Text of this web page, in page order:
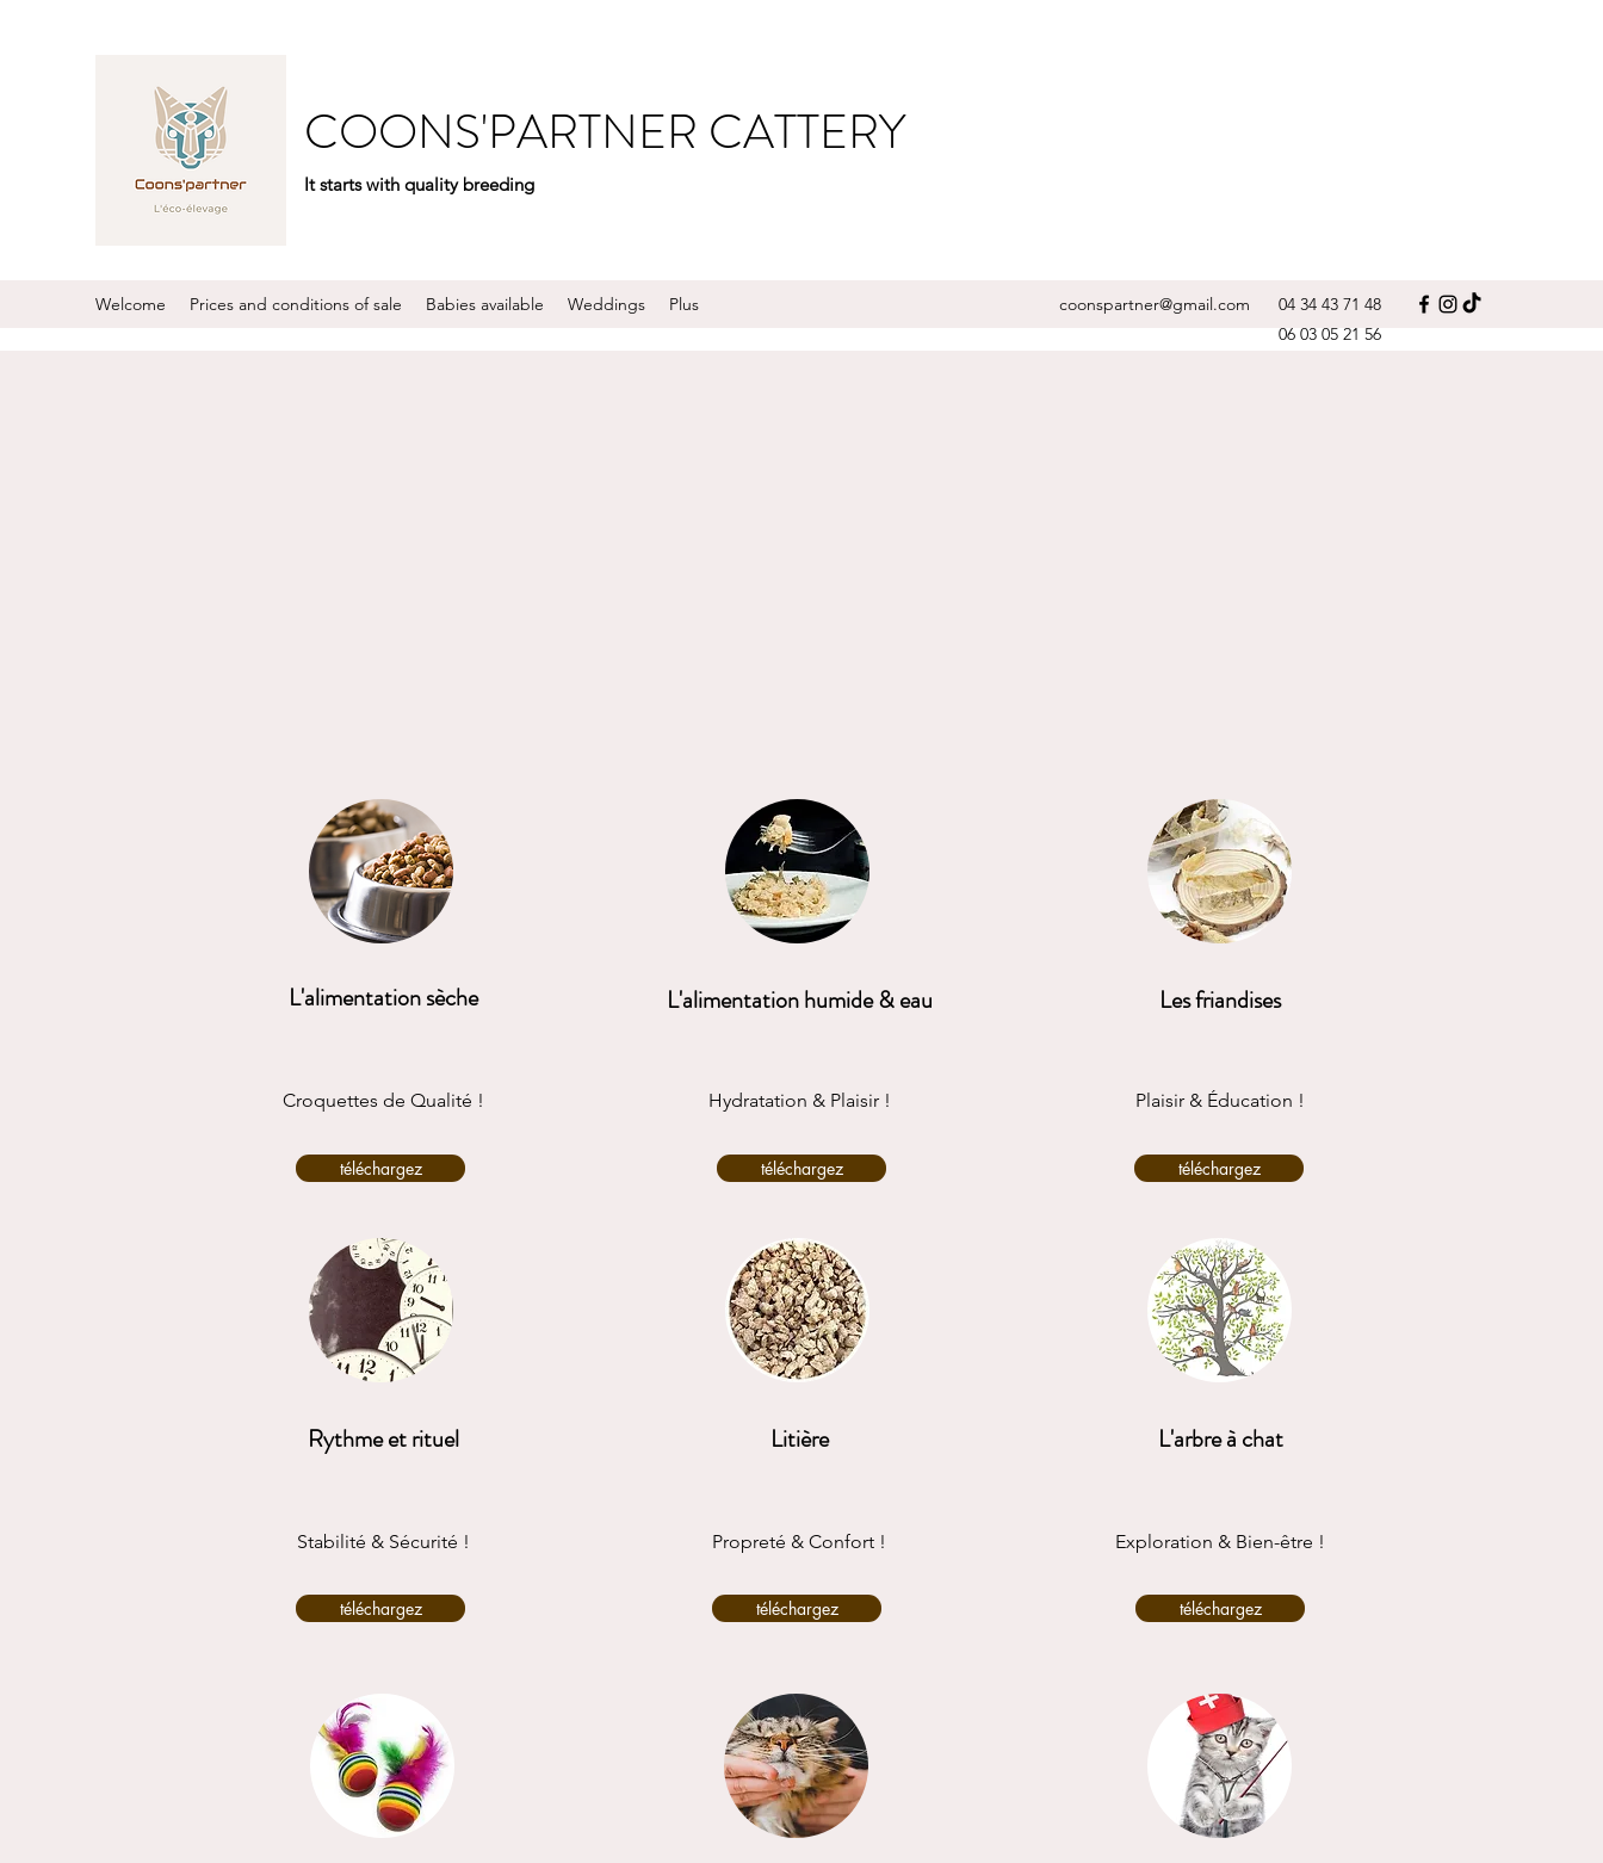
COONS'PARTNER CATTERY
It starts with quality breeding
Welcome Prices and conditions of sale Babies available Weddings Plus coonspartner@gmail.com
04 34 43 71 48
06 03 05 21 56
L'alimentation sèche
Croquettes de Qualité !
téléchargez
Rythme et rituel
Stabilité & Sécurité !
téléchargez
L'alimentation humide & eau
Hydratation & Plaisir !
téléchargez
Litière
Propreté & Confort !
téléchargez
Les friandises
Plaisir & Éducation !
téléchargez
L'arbre à chat
Exploration & Bien-être !
téléchargez